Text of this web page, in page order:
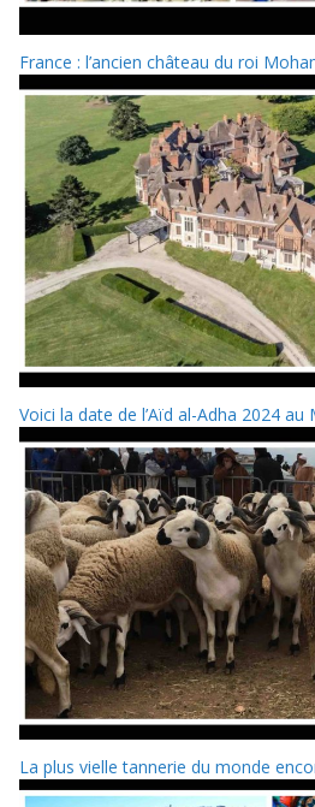
France : l’ancien château du roi
Voici la date de l’Aïd al-Adha 2024 au
La plus vielle tannerie du monde